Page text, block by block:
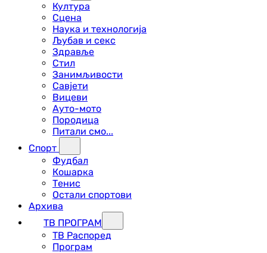
Култура
Сцена
Наука и технологија
Љубав и секс
Здравље
Стил
Занимљивости
Савјети
Вицеви
Ауто-мото
Породица
Питали смо...
Спорт
Фудбал
Кошарка
Тенис
Остали спортови
Архива
ТВ ПРОГРАМ
ТВ Распоред
Програм